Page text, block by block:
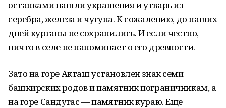
останками нашли украшения и утварь из
серебра, железа и чугуна. К сожалению, до наших
дней курганы не сохранились. И если честно,
ничто в селе не напоминает о его древности.
Зато на горе Акташ установлен знак семи
башкирских родов и памятник пограничникам, а
на горе Сандугас — памятник кураю. Еще